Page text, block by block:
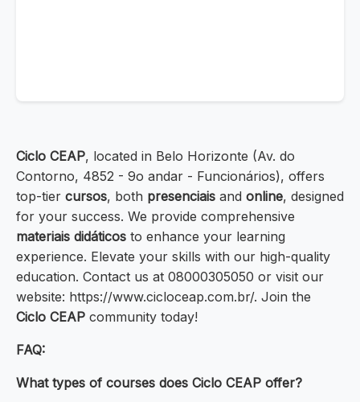
Ciclo CEAP, located in Belo Horizonte (Av. do
Contorno, 4852 - 9o andar - Funcionários), offers
top-tier cursos, both presenciais and online, designed
for your success. We provide comprehensive
materiais didáticos to enhance your learning
experience. Elevate your skills with our high-quality
education. Contact us at 08000305050 or visit our
website: https://www.cicloceap.com.br/. Join the
Ciclo CEAP community today!
FAQ:
What types of courses does Ciclo CEAP offer?